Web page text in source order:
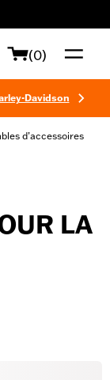
(0)
Davidson
d’accessoires
LA